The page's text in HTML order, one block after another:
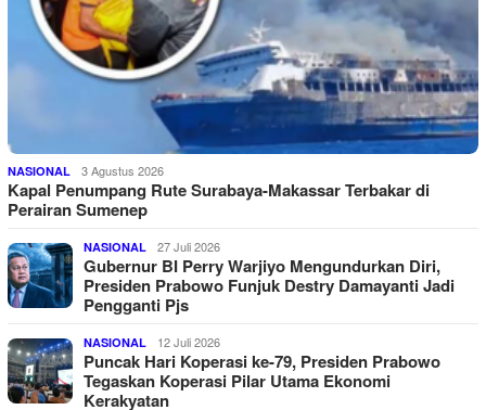
NASIONAL 3 Agustus 2026
Kapal Penumpang Rute Surabaya-Makassar Terbakar di
Perairan Sumenep
NASIONAL 27 Juli 2026
Gubernur BI Perry Warjiyo Mengundurkan Diri,
Presiden Prabowo Funjuk Destry Damayanti Jadi
Pengganti Pjs
NASIONAL 12 Juli 2026
Puncak Hari Koperasi ke-79, Presiden Prabowo
Tegaskan Koperasi Pilar Utama Ekonomi
Kerakyatan